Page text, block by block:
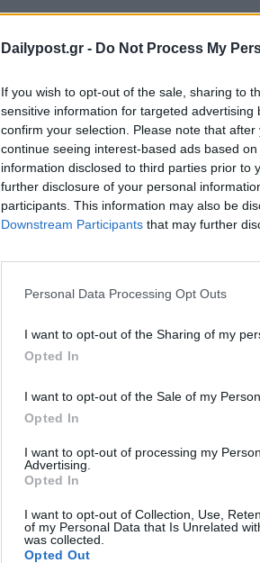
Dailypost.gr - Do Not Process My
If you wish to opt-out of the sale, sharing to
sensitive information for targeted
confirm your selection. Please note that
continue seeing interest-based ads based
information disclosed to third parties prior to
further disclosure of your personal
participants. This information may also be
Downstream Participants that may further
Personal Data Processing Opt Outs
I want to opt-out of the Sharing of my
Opted In
I want to opt-out of the Sale of my
Opted In
I want to opt-out of processing my
Advertising.
Opted In
I want to opt-out of Collection, Use,
of my Personal Data that Is Unrelated
was collected.
Opted Out
WhatsApp